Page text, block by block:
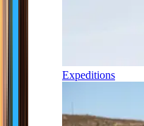
Expeditions